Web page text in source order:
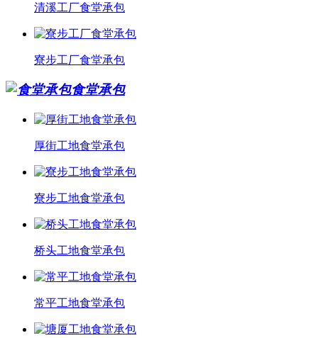
清溪工厂食堂承包
寮步工厂食堂承包
食堂承包
厚街工地食堂承包
寮步工地食堂承包
桥头工地食堂承包
常平工地食堂承包